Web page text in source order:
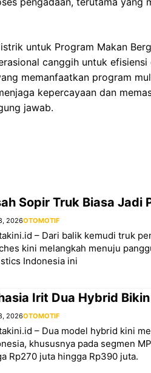
untuk Program Makan
canggih untuk
memanfaatkan program
kepercayaan dan
jawab.
Sopir Truk Biasa Jadi
2026OTOMOTIF
– Dari balik kemudi truk
kini melangkah menuju
Indonesia ini
Irit Dua Hybrid
2026OTOMOTIF
– Dua model hybrid kini
khususnya pada segmen
Rp270 juta hingga Rp390 juta.